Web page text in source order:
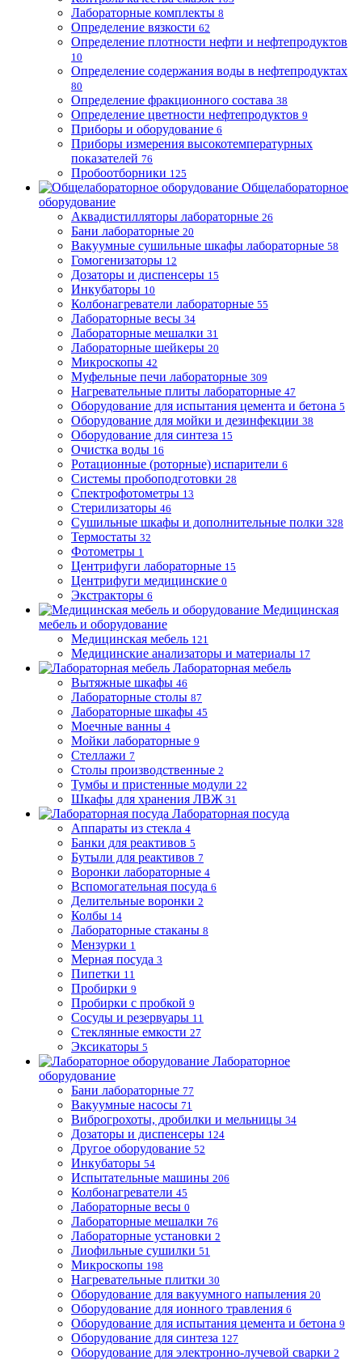
Лабораторные комплекты 8
Определение вязкости 62
Определение плотности нефти и нефтепродуктов
10
Определение содержания воды в нефтепродуктах
80
Определение фракционного состава 38
Определение цветности нефтепродуктов 9
Приборы и оборудование 6
Приборы измерения высокотемпературных
показателей 76
Пробоотборники 125
Общелабораторное
оборудование
Аквадистилляторы лабораторные 26
Бани лабораторные 20
Вакуумные сушильные шкафы лабораторные 58
Гомогенизаторы 12
Дозаторы и диспенсеры 15
Инкубаторы 10
Колбонагреватели лабораторные 55
Лабораторные весы 34
Лабораторные мешалки 31
Лабораторные шейкеры 20
Микроскопы 42
Муфельные печи лабораторные 309
Нагревательные плиты лабораторные 47
Оборудование для испытания цемента и бетона 5
Оборудование для мойки и дезинфекции 38
Оборудование для синтеза 15
Очистка воды 16
Ротационные (роторные) испарители 6
Системы пробоподготовки 28
Спектрофотометры 13
Стерилизаторы 46
Сушильные шкафы и дополнительные полки 328
Термостаты 32
Фотометры 1
Центрифуги лабораторные 15
Центрифуги медицинские 0
Экстракторы 6
Медицинская
мебель и оборудование
Медицинская мебель 121
Медицинские анализаторы и материалы 17
Лабораторная мебель
Вытяжные шкафы 46
Лабораторные столы 87
Лабораторные шкафы 45
Моечные ванны 4
Мойки лабораторные 9
Стеллажи 7
Столы производственные 2
Тумбы и пристенные модули 22
Шкафы для хранения ЛВЖ 31
Лабораторная посуда
Аппараты из стекла 4
Банки для реактивов 5
Бутыли для реактивов 7
Воронки лабораторные 4
Вспомогательная посуда 6
Делительные воронки 2
Колбы 14
Лабораторные стаканы 8
Мензурки 1
Мерная посуда 3
Пипетки 11
Пробирки 9
Пробирки с пробкой 9
Сосуды и резервуары 11
Стеклянные емкости 27
Эксикаторы 5
Лабораторное
оборудование
Бани лабораторные 77
Вакуумные насосы 71
Виброгрохоты, дробилки и мельницы 34
Дозаторы и диспенсеры 124
Другое оборудование 52
Инкубаторы 54
Испытательные машины 206
Колбонагреватели 45
Лабораторные весы 0
Лабораторные мешалки 76
Лабораторные установки 2
Лиофильные сушилки 51
Микроскопы 198
Нагревательные плитки 30
Оборудование для вакуумного напыления 20
Оборудование для ионного травления 6
Оборудование для испытания цемента и бетона 9
Оборудование для синтеза 127
Оборудование для электронно-лучевой сварки 2